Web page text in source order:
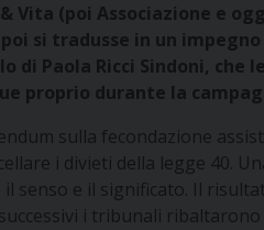
(poi Associazione e
si tradusse in un
Paola Ricci Sindoni, che
proprio durante la
sulla fecondazione
i divieti della legge 40.
e il significato. Il
i tribunali